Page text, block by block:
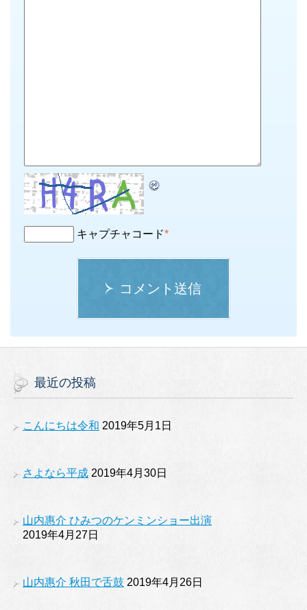
キャプチャコード*
コメント送信
最近の投稿
こんにちは令和 2019年5月1日
さよなら平成 2019年4月30日
山内惠介 ひみつのケンミンショー出演
2019年4月27日
山内惠介 秋田で舌鼓 2019年4月26日